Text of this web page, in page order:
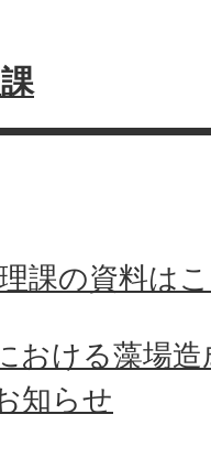
課の資料は
おける藻場
知らせ